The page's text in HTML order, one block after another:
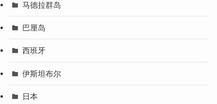
马德拉群岛
巴厘岛
西班牙
伊斯坦布尔
日本